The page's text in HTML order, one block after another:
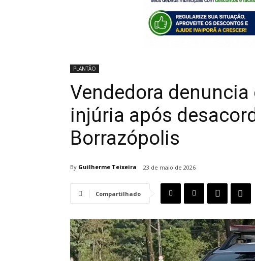
PLANTÃO
Vendedora
injúria após
Borrazópolis
By Guilherme Teixeira 23 de maio de 2026
Compartilhado